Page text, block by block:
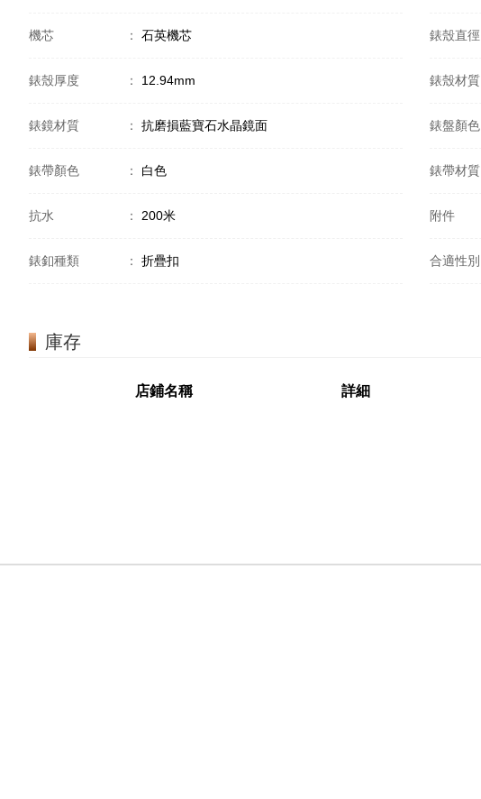
機芯 ： 石英機芯 錶殼直徑
錶殼厚度 ： 12.94mm 錶殼材質
錶鏡材質 ： 抗磨損藍寶石水晶鏡面 錶盤顏色
錶帶顏色 ： 白色 錶帶材質
抗水 ： 200米 附件
錶釦種類 ： 折疊扣 合適性別
庫存
店鋪名稱 詳細